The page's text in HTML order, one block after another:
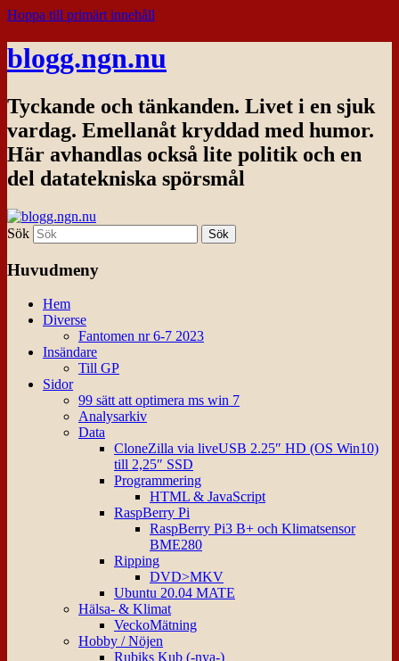
Hoppa till primärt innehåll
blogg.ngn.nu
Tyckande och tänkanden. Livet i en sjuk
vardag. Emellanåt kryddad med humor.
Här avhandlas också lite politik och en
del datatekniska spörsmål
Sök
Huvudmeny
Hem
Diverse
Fantomen nr 6-7 2023
Insändare
Till GP
Sidor
99 sätt att optimera ms win 7
Analysarkiv
Data
CloneZilla via liveUSB 2.25″ HD (OS Win10)
till 2,25″ SSD
Programmering
HTML & JavaScript
RaspBerry Pi
RaspBerry Pi3 B+ och Klimatsensor
BME280
Ripping
DVD>MKV
Ubuntu 20.04 MATE
Hälsa- & Klimat
VeckoMätning
Hobby / Nöjen
Rubiks Kub (-nya-)